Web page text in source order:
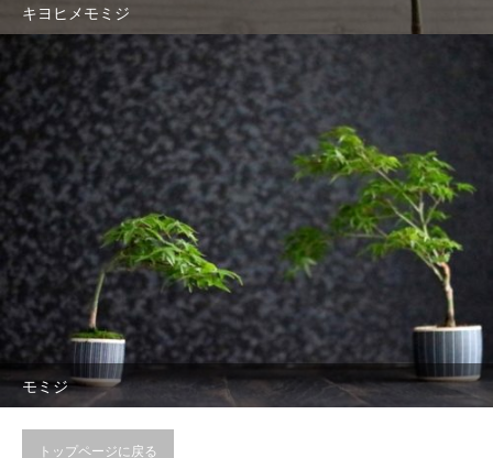
キヨヒメモミジ
モミジ
トップページに戻る